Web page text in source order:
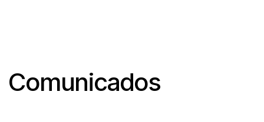
Comunicados